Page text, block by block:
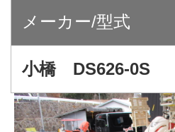
メーカー/型式
小橋 DS626-0S